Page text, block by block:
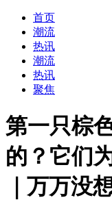
首页
潮流
热讯
潮流
热讯
聚焦
第一只棕
的？它们
｜万万没